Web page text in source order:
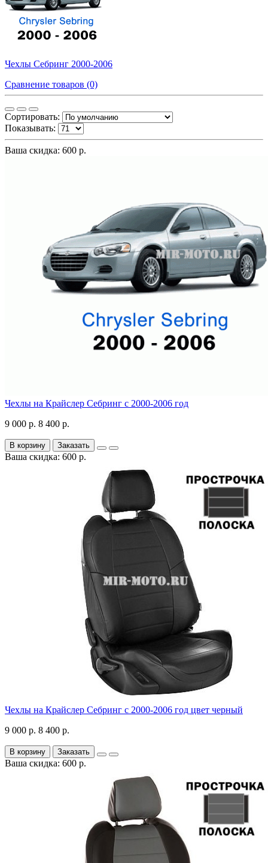
Чехлы Себринг 2000-2006
Сравнение товаров (0)
Сортировать:
Показывать:
Ваша скидка: 600 р.
Чехлы на Крайслер Себринг с 2000-2006 год
9 000 р. 8 400 р.
В корзину Заказать
Ваша скидка: 600 р.
Чехлы на Крайслер Себринг с 2000-2006 год цвет черный
9 000 р. 8 400 р.
В корзину Заказать
Ваша скидка: 600 р.